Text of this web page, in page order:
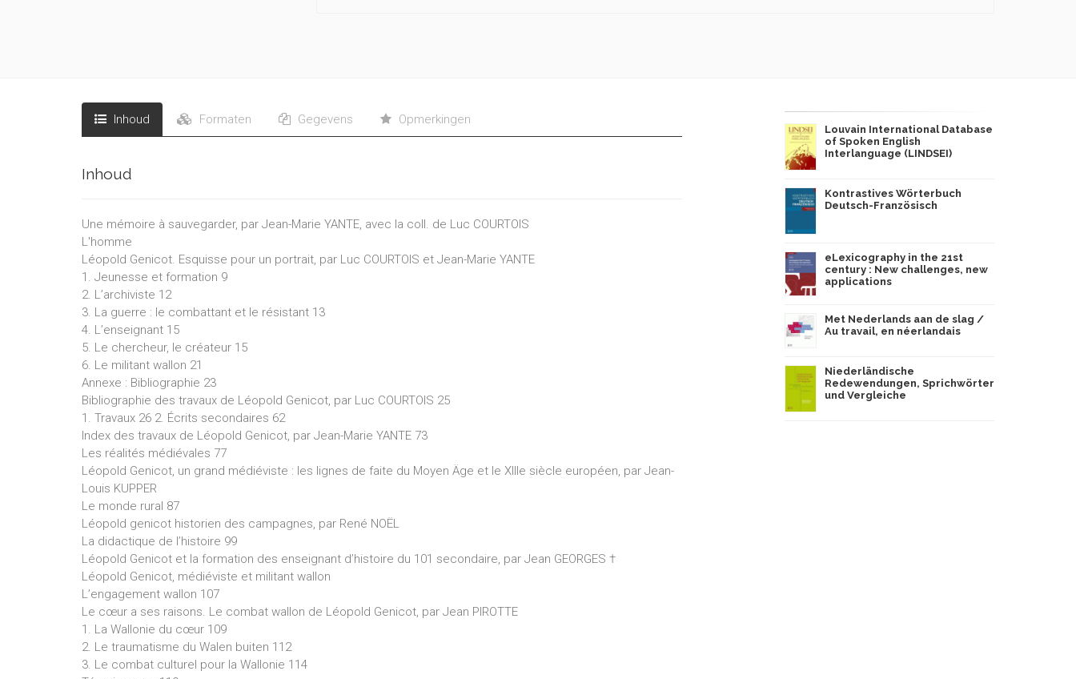
Inhoud Formaten Gegevens Opmerkingen
Inhoud
Une mémoire à sauvegarder, par Jean-Marie YANTE, avec la coll. de Luc COURTOIS
L'homme
Léopold Genicot. Esquisse pour un portrait, par Luc COURTOIS et Jean-Marie YANTE
1. Jeunesse et formation 9
2. L’archiviste 12
3. La guerre : le combattant et le résistant 13
4. L’enseignant 15
5. Le chercheur, le créateur 15
6. Le militant wallon 21
Annexe : Bibliographie 23
Bibliographie des travaux de Léopold Genicot, par Luc COURTOIS 25
1. Travaux 26 2. Écrits secondaires 62
Index des travaux de Léopold Genicot, par Jean-Marie YANTE 73
Les réalités médiévales 77
Léopold Genicot, un grand médiéviste : les lignes de faite du Moyen Äge et le XIIIe siècle européen, par Jean-
Louis KUPPER
Le monde rural 87
Léopold genicot historien des campagnes, par René NOËL
La didactique de l’histoire 99
Léopold Genicot et la formation des enseignant d’histoire du 101 secondaire, par Jean GEORGES †
Léopold Genicot, médiéviste et militant wallon
L’engagement wallon 107
Le cœur a ses raisons. Le combat wallon de Léopold Genicot, par Jean PIROTTE
1. La Wallonie du cœur 109
2. Le traumatisme du Walen buiten 112
3. Le combat culturel pour la Wallonie 114
Louvain International Database
of Spoken English
Interlanguage (LINDSEI)
Kontrastives Wörterbuch
Deutsch-Französisch
eLexicography in the 21st
century : New challenges, new
applications
Met Nederlands aan de slag /
Au travail, en néerlandais
Niederländische
Redewendungen, Sprichwörter
und Vergleiche